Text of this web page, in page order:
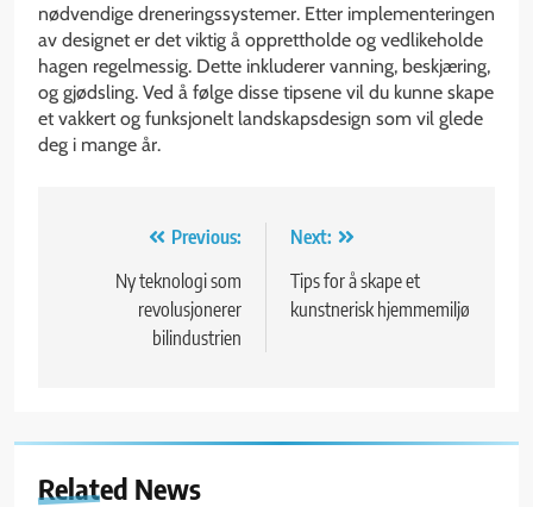
nødvendige dreneringssystemer. Etter implementeringen
av designet er det viktig å opprettholde og vedlikeholde
hagen regelmessig. Dette inkluderer vanning, beskjæring,
og gjødsling. Ved å følge disse tipsene vil du kunne skape
et vakkert og funksjonelt landskapsdesign som vil glede
deg i mange år.
Innleggsnavigasjon
Previous:
Ny teknologi som
revolusjonerer
bilindustrien
Next:
Tips for å skape et
kunstnerisk hjemmemiljø
Related News